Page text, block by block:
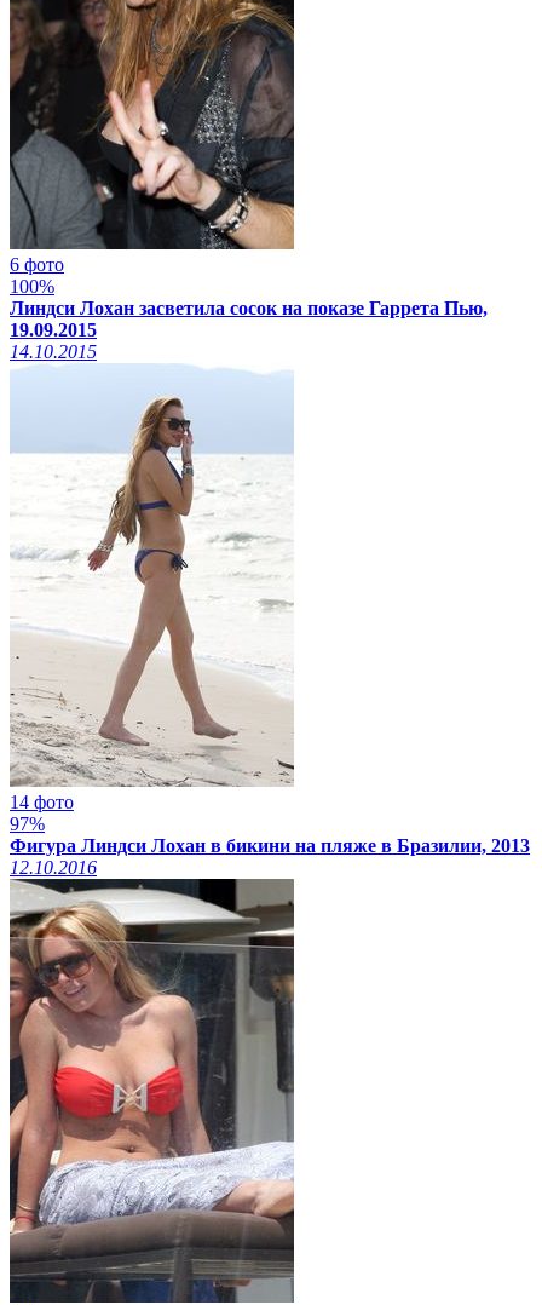
6 фото
100%
Линдси Лохан засветила сосок на показе Гаррета Пью,
19.09.2015
14.10.2015
14 фото
97%
Фигура Линдси Лохан в бикини на пляже в Бразилии, 2013
12.10.2016